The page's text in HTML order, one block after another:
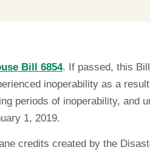
Bill 6854. If passed, this
inoperability as a
periods of inoperability, and
1, 2019.
credits created by the